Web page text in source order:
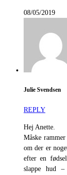
08/05/2019
Julie Svendsen
REPLY
Hej Anette.
Måske
om der er
efter en
slappe hud